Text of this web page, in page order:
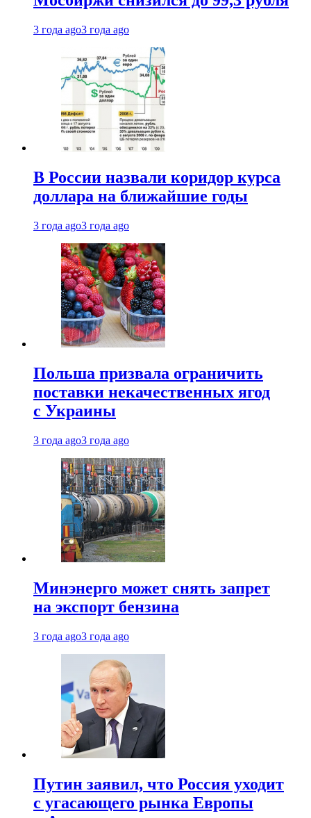
3 года ago3 года ago
В России назвали коридор курса
доллара на ближайшие годы
3 года ago3 года ago
Польша призвала ограничить
поставки некачественных ягод
с Украины
3 года ago3 года ago
Минэнерго может снять запрет
на экспорт бензина
3 года ago3 года ago
Путин заявил, что Россия уходит
с угасающего рынка Европы